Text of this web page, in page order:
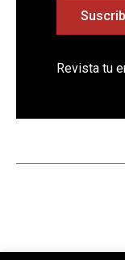
Revista tu